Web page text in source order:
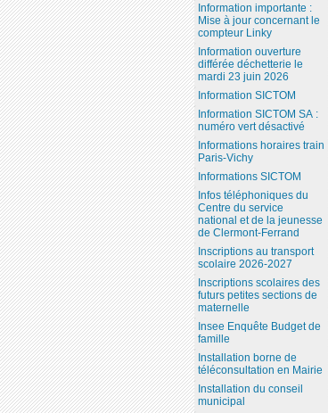
Information importante :
Mise à jour concernant le
compteur Linky
Information ouverture
différée déchetterie le
mardi 23 juin 2026
Information SICTOM
Information SICTOM SA :
numéro vert désactivé
Informations horaires train
Paris-Vichy
Informations SICTOM
Infos téléphoniques du
Centre du service
national et de la jeunesse
de Clermont-Ferrand
Inscriptions au transport
scolaire 2026-2027
Inscriptions scolaires des
futurs petites sections de
maternelle
Insee Enquête Budget de
famille
Installation borne de
téléconsultation en Mairie
Installation du conseil
municipal